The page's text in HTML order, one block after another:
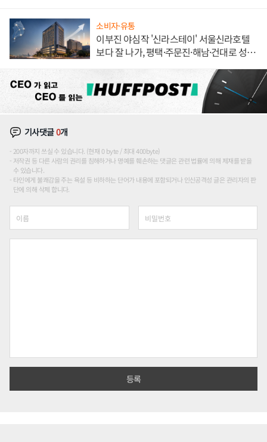
소비자·유통
이부진 야심작 '신라스테이' 서울신라호텔
보다 잘 나가, 평택·주문진·해남·건대로 성
기사댓글0개
200자까지 쓰실 수 있습니다. (현재 0 byte / 최대 400byte)
저작권 등 다른 사람의 권리를 침해하거나 명예를 훼손하는 댓글은 관련 법률에 의해 제재를 받을
수 있습니다.
타인에게 불쾌감을 주는 욕설 등 비하하는 단어가 내용에 포함되거나 인신공격성 글은 관리자의 판
단에 의해 삭제 합니다.